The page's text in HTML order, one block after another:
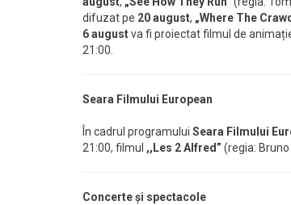
difuzat pe 20 august, „Where The
6 augustva fi proiectat filmul de
21:00.
Seara Filmului European
În cadrul programului Seara Filmului
21:00, filmul ,,Les 2 Alfred” (regia:
Concerte și spectacole